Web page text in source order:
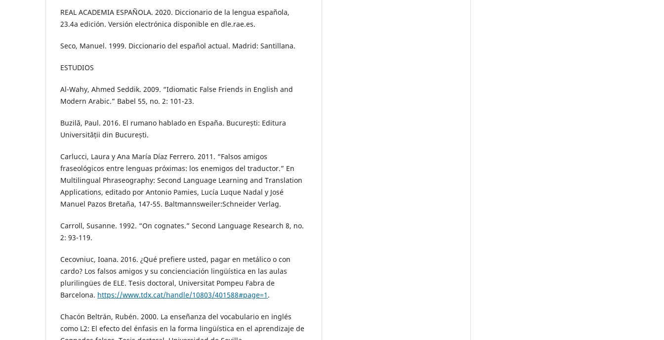
REAL ACADEMIA ESPAÑOLA. 2020. Diccionario de la lengua española,
23.4a edición. Versión electrónica disponible en dle.rae.es.
Seco, Manuel. 1999. Diccionario del español actual. Madrid: Santillana.
ESTUDIOS
Al-Wahy, Ahmed Seddik. 2009. “Idiomatic False Friends in English and
Modern Arabic.” Babel 55, no. 2: 101-23.
Buzilă, Paul. 2016. El rumano hablado en España. București: Editura
Universității din București.
Carlucci, Laura y Ana María Díaz Ferrero. 2011. “Falsos amigos
fraseológicos entre lenguas próximas: los enemigos del traductor.” En
Multilingual Phraseography: Second Language Learning and Translation
Applications, editado por Antonio Pamies, Lucía Luque Nadal y José
Manuel Pazos Bretaña, 147-55. Baltmannsweiler:Schneider Verlag.
Carroll, Susanne. 1992. “On cognates.” Second Language Research 8, no.
2: 93-119.
Cecovniuc, Ioana. 2016. ¿Qué prefiere usted, pagar en metálico o con
cardo? Los falsos amigos y su concienciación lingüística en las aulas
plurilingües de ELE. Tesis doctoral, Universitat Pompeu Fabra de
Barcelona. https://www.tdx.cat/handle/10803/401588#page=1 .
Chacón Beltrán, Rubén. 2000. La enseñanza del vocabulario en inglés
como L2: El efecto del énfasis en la forma lingüística en el aprendizaje de